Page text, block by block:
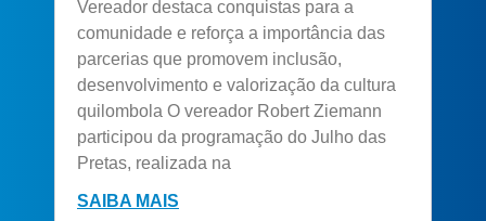
Vereador destaca conquistas para a
comunidade e reforça a importância das
parcerias que promovem inclusão,
desenvolvimento e valorização da cultura
quilombola O vereador Robert Ziemann
participou da programação do Julho das
Pretas, realizada na
SAIBA MAIS